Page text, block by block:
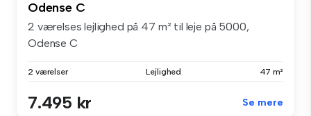
Odense C
2 værelses lejlighed på 47 m² til leje på 5000,
Odense C
2 værelser Lejlighed 47 m²
7.495 kr Se mere